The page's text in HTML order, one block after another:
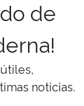
de
noticias.